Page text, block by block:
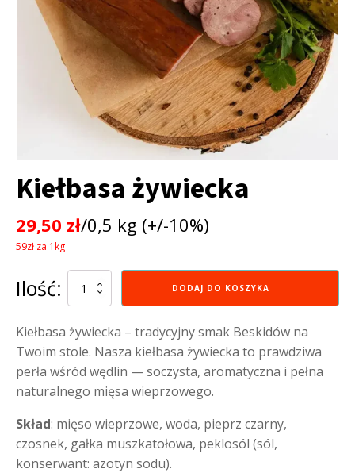
Kiełbasa żywiecka
29,50 zł/0,5 kg (+/-10%)
59zł za 1kg
Ilość:
ilość
DODAJ DO KOSZYKA
Kiełbasa żywiecka – tradycyjny smak Beskidów na
Twoim stole. Nasza kiełbasa żywiecka to prawdziwa
perła wśród wędlin — soczysta, aromatyczna i pełna
naturalnego mięsa wieprzowego.
Skład: mięso wieprzowe, woda, pieprz czarny,
czosnek, gałka muszkatołowa, peklosól (sól,
konserwant: azotyn sodu).